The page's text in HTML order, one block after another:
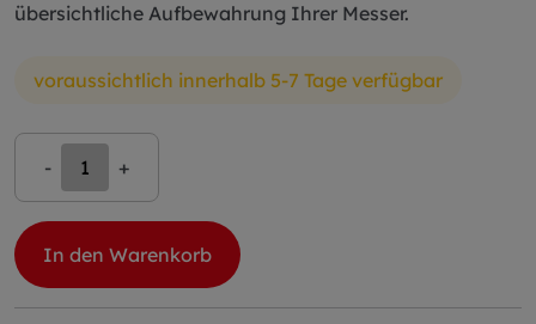
übersichtliche Aufbewahrung Ihrer Messer.
voraussichtlich innerhalb 5-7 Tage verfügbar
- +
In den Warenkorb